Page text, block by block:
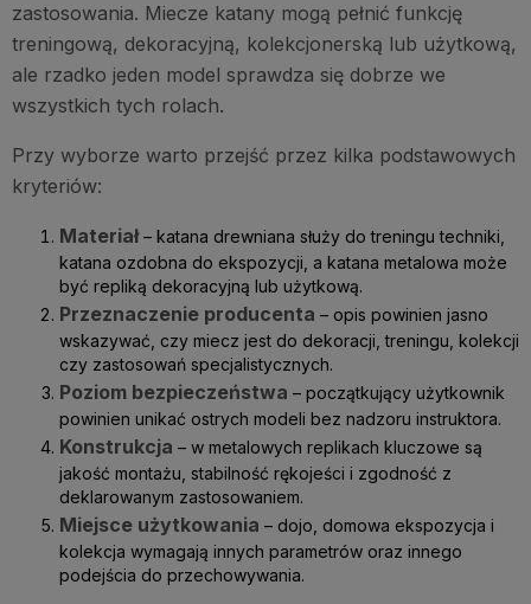
zastosowania. Miecze katany mogą pełnić funkcję
treningową, dekoracyjną, kolekcjonerską lub użytkową,
ale rzadko jeden model sprawdza się dobrze we
wszystkich tych rolach.
Przy wyborze warto przejść przez kilka podstawowych
kryteriów:
Materiał– katana drewniana służy do treningu techniki,
katana ozdobna do ekspozycji, a katana metalowa może
być repliką dekoracyjną lub użytkową.
Przeznaczenie producenta – opis powinien jasno
wskazywać, czy miecz jest do dekoracji, treningu, kolekcji
czy zastosowań specjalistycznych.
Poziom bezpieczeństwa – początkujący użytkownik
powinien unikać ostrych modeli bez nadzoru instruktora.
Konstrukcja – w metalowych replikach kluczowe są
jakość montażu, stabilność rękojeści i zgodność z
deklarowanym zastosowaniem.
Miejsce użytkowania – dojo, domowa ekspozycja i
kolekcja wymagają innych parametrów oraz innego
podejścia do przechowywania.